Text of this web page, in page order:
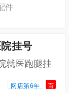
件
挂号
就医跑腿挂
网店第6年 百